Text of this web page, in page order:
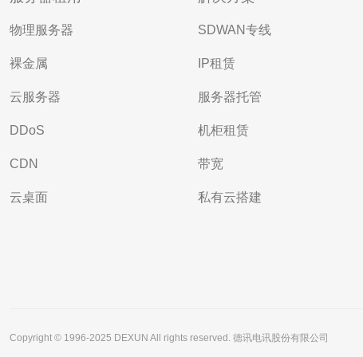
物理服务器
裸金属
云服务器
DDoS
CDN
云桌面
SDWAN专线
IP租赁
服务器托管
机柜租赁
带宽
私有云搭建
Copyright © 1996-2025 DEXUN All rights reserved. 德讯电讯股份有限公司